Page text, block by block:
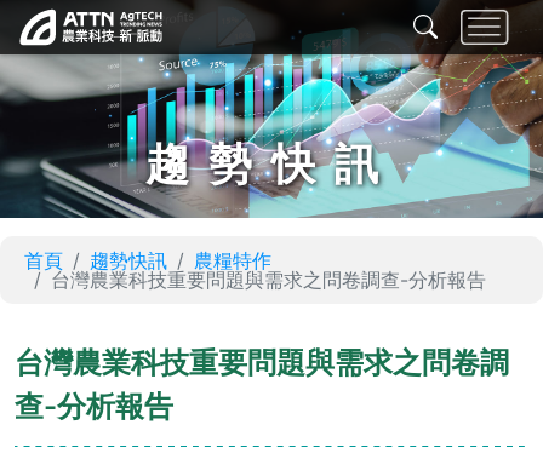
趨勢快訊
首頁 趨勢快訊
農糧特作
台灣農業科技重要問題與需求之問卷調查-分析報告
台灣農業科技重要問題與需求之問卷調
查-分析報告